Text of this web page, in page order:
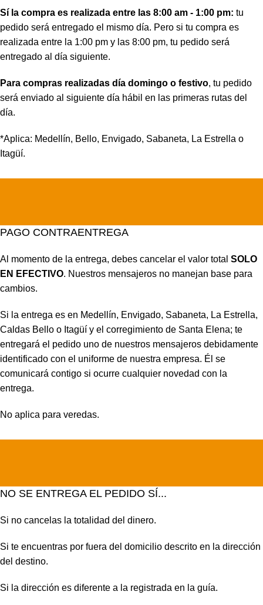
Sí la compra es realizada entre las 8:00 am - 1:00 pm: tu
pedido será entregado el mismo día. Pero si tu compra es
realizada entre la 1:00 pm y las 8:00 pm, tu pedido será
entregado al día siguiente.
Para compras realizadas día domingo o festivo, tu pedido
será enviado al siguiente día hábil en las primeras rutas del
día.
*Aplica: Medellín, Bello, Envigado, Sabaneta, La Estrella o
Itagüí.
PAGO CONTRAENTREGA
Al momento de la entrega, debes cancelar el valor total SOLO
EN EFECTIVO. Nuestros mensajeros no manejan base para
cambios.
Si la entrega es en Medellín, Envigado, Sabaneta, La Estrella,
Caldas Bello o Itagüí y el corregimiento de Santa Elena; te
entregará el pedido uno de nuestros mensajeros debidamente
identificado con el uniforme de nuestra empresa. Él se
comunicará contigo si ocurre cualquier novedad con la
entrega.
No aplica para veredas.
NO SE ENTREGA EL PEDIDO SÍ...
Si no cancelas la totalidad del dinero.
Si te encuentras por fuera del domicilio descrito en la dirección
del destino.
Si la dirección es diferente a la registrada en la guía.